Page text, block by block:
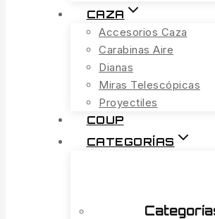
CAZA
Accesorios Caza
Carabinas Aire
Dianas
Miras Telescópicas
Proyectiles
COUP
CATEGORÍAS